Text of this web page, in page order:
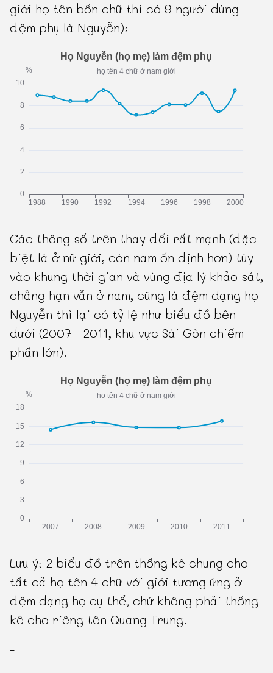
giới họ tên bốn chữ thì có 9 người dùng
đệm phụ là Nguyễn):
Các thông số trên thay đổi rất mạnh (đặc
biệt là ở nữ giới, còn nam ổn định hơn) tùy
vào khung thời gian và vùng địa lý khảo sát,
chẳng hạn vẫn ở nam, cũng là đệm dạng họ
Nguyễn thì lại có tỷ lệ như biểu đồ bên
dưới (2007 - 2011, khu vực Sài Gòn chiếm
phần lớn).
Lưu ý: 2 biểu đồ trên thống kê chung cho
tất cả họ tên 4 chữ với giới tương ứng ở
đệm dạng họ cụ thể, chứ không phải thống
kê cho riêng tên Quang Trung.
-